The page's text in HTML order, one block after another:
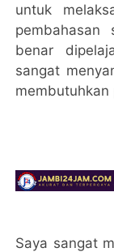
untuk
benar
sangat
membutuhkan
Saya sangat